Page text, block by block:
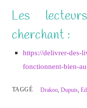
Les
cherchant :
https://delivrer-
fonctionnent-bien-
TAGGÉ Drakoo,Dupuis,